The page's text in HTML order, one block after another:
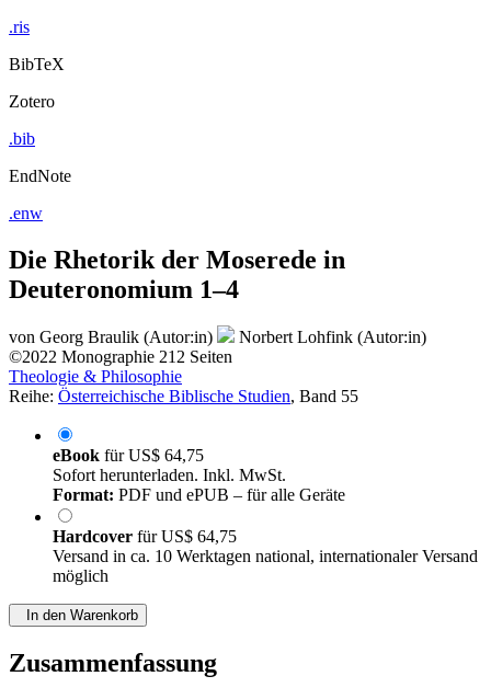
.ris
BibTeX
Zotero
.bib
EndNote
.enw
Die Rhetorik der Moserede in
Deuteronomium 1–4
von Georg Braulik (Autor:in)
Norbert Lohfink (Autor:in)
©2022 Monographie 212 Seiten
Theologie & Philosophie
Reihe: Österreichische Biblische Studien, Band 55
eBook fürUS$ 64,75
Sofort herunterladen. Inkl. MwSt.
Format: PDF und ePUB – für alle Geräte
Hardcover fürUS$ 64,75
Versand in ca. 10 Werktagen national, internationaler Versand
möglich
In den Warenkorb
Zusammenfassung